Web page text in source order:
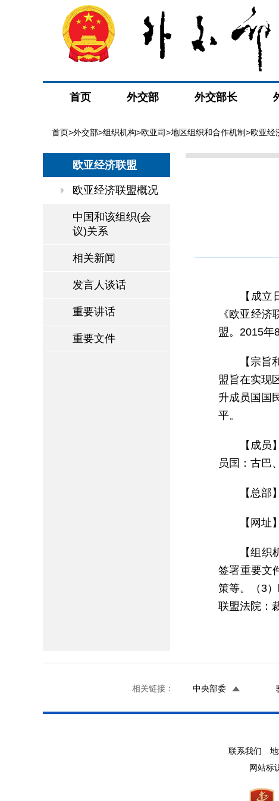
首页 外交部 外交部长
首页>外交部>组织机构>欧亚司>地区组织和合作机制>欧亚经
欧亚经济联盟
欧亚经济联盟概况
中国和该组织(会
议)关系
相关新闻
发言人谈话
重要讲话
重要文件
【成
《欧亚经
盟。2015年
【宗
盟旨在实现
升成员国国
平。
【成
员国：古巴
【总部
【网址】
【组
签署重要文
策等。（3
联盟法院：
相关链接： 中央部委
联系我们 地
网站标